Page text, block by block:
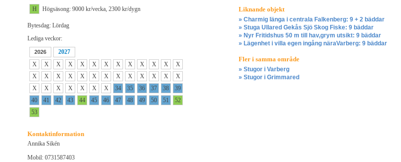
H
Högsäsong: 9000 kr/vecka, 2300 kr/dygn
Bytesdag: Lördag
Lediga veckor:
2026
2027
X
X X X X X X X X X X X
X
X
X X X X X X X X X X X
X
X
X X X X X X 34 35 36 37 38
39
40
41 42 43 44 45 46 47 48 49 50 51
52
53
Kontaktinformation
Annika Sikén
Mobil: 0731587403
Liknande objekt
» Charmig länga i centrala Falkenberg: 9 + 2 bäddar
» Stuga Ullared Gekås Sjö Skog Fiske: 9 bäddar
» Nyr Fritidshus 50 m till hav,grym utsikt: 9 bäddar
» Lägenhet i villa egen ingång näraVarberg: 9 bäddar
Fler i samma område
» Stugor i Varberg
» Stugor i Grimmared